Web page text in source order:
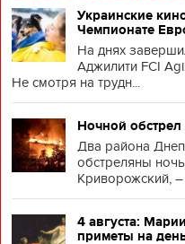
Украинские
Чемпионате
На днях
Аджилити FCI
Не смотря на трудн...
Ночной
Два района
обстреляны
Криворожский,
4 августа:
приметы на